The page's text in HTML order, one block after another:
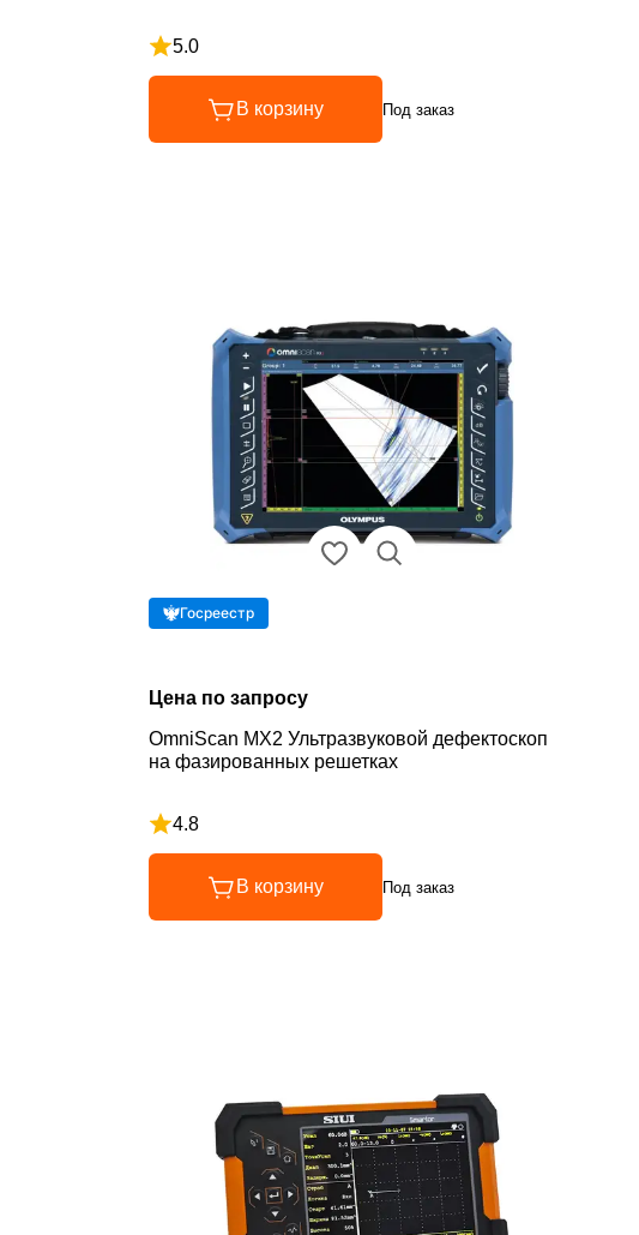
5.0
Рейтинг 5 из 5
В корзину Под заказ
Госреестр
Цена по запросу
OmniScan MX2 Ультразвуковой дефектоскоп
на фазированных решетках
4.8
Рейтинг 4.8 из 5
В корзину Под заказ